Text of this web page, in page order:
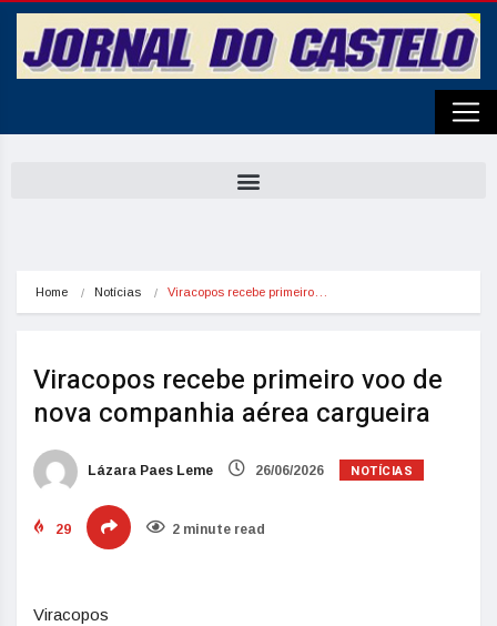
Home Notícias Viracopos recebe primeiro…
Viracopos recebe primeiro voo de
nova companhia aérea cargueira
Lázara Paes Leme 26/06/2026 NOTÍCIAS
29 2 minute read
Viracopos